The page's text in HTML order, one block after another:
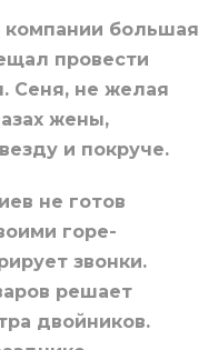
большая
провести
Сеня, не желая
жены,
и покруче.
не готов
горе-
звонки.
решает
двойников.